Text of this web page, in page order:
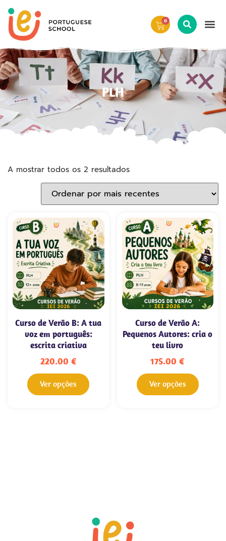
0
PLH
A mostrar todos os 2 resultados
Curso de Verão B: A tua
voz em português:
escrita criativa
220.00 €
Ver opções
Curso de Verão A:
Pequenos Autores: cria o
teu livro
175.00€
Ver opções